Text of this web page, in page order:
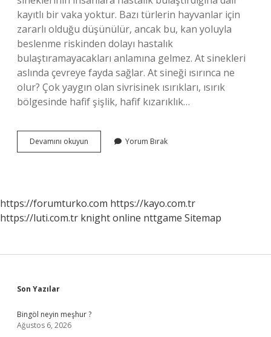
kayıtlı bir vaka yoktur. Bazı türlerin hayvanlar için
zararlı olduğu düşünülür, ancak bu, kan yoluyla
beslenme riskinden dolayı hastalık
bulaştıramayacakları anlamına gelmez. At sinekleri
aslında çevreye fayda sağlar. At sineği ısırınca ne
olur? Çok yaygın olan sivrisinek ısırıkları, ısırık
bölgesinde hafif şişlik, hafif kızarıklık…
Devamını okuyun
Sineği
Yorum Bırak
https://forumturko.com https://kayo.com.tr
https://luti.com.tr knight online nttgame Sitemap
Sidebar
Son Yazılar
Bingöl neyin meşhur ?
Ağustos 6, 2026